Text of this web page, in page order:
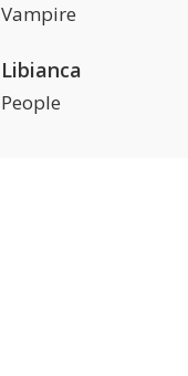
Vampire
Libianca
People